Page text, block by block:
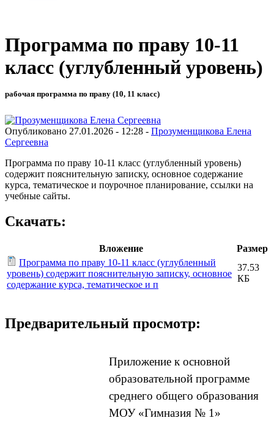
Программа по праву 10-11
класс (углубленный уровень)
рабочая программа по праву (10, 11 класс)
Опубликовано 27.01.2026 - 12:28 - Прозуменщикова Елена
Сергеевна
Программа по праву 10-11 класс (углубленный уровень)
содержит пояснительную записку, основное содержание
курса, тематическое и поурочное планирование, ссылки на
учебные сайты.
Скачать:
Вложение
Размер
Программа по праву 10-11 класс (углубленный
уровень) содержит пояснительную записку, основное
содержание курса, тематическое и п
37.53
КБ
Предварительный просмотр:
Приложение к основной
образовательной программе
среднего общего образования
МОУ «Гимназия № 1»